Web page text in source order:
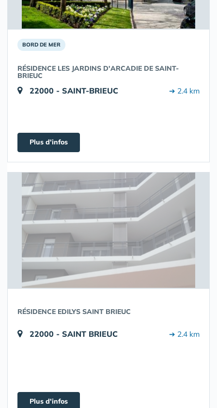
BORD DE MER
RÉSIDENCE LES JARDINS D'ARCADIE DE SAINT-
BRIEUC
22000 - SAINT-BRIEUC ➔ 2.4 km
Plus d'infos
RÉSIDENCE EDILYS SAINT BRIEUC
22000 - SAINT BRIEUC ➔ 2.4 km
Plus d'infos